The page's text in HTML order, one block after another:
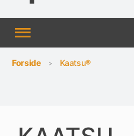
Forside Kaatsu®